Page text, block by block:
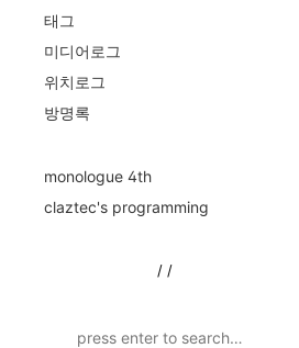
태그
미디어로그
위치로그
방명록
monologue 4th
claztec's programming
/ /